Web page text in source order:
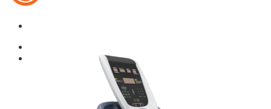
Giàn Tạ Đa Năng
Máy Chạy Bộ
Xe Đạp Tập Thể Dục
Máy Tập Thể Dục ( Cardio )